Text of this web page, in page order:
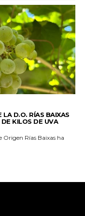
LA D.O. RÍAS BAIXAS
KILOS DE UVA
Origen Rías Baixas ha